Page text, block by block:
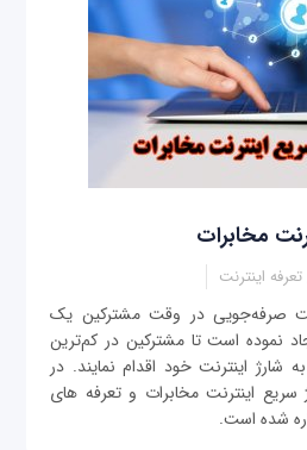
مخابرات
اینترنت
صرفه‌جويی در وقت مشترکین يک
نموده است تا مشترکین در كم‌ترين
شارژ اينترنت خود اقدام نمايند. در
اینترنت مخابرات و تعرفه های